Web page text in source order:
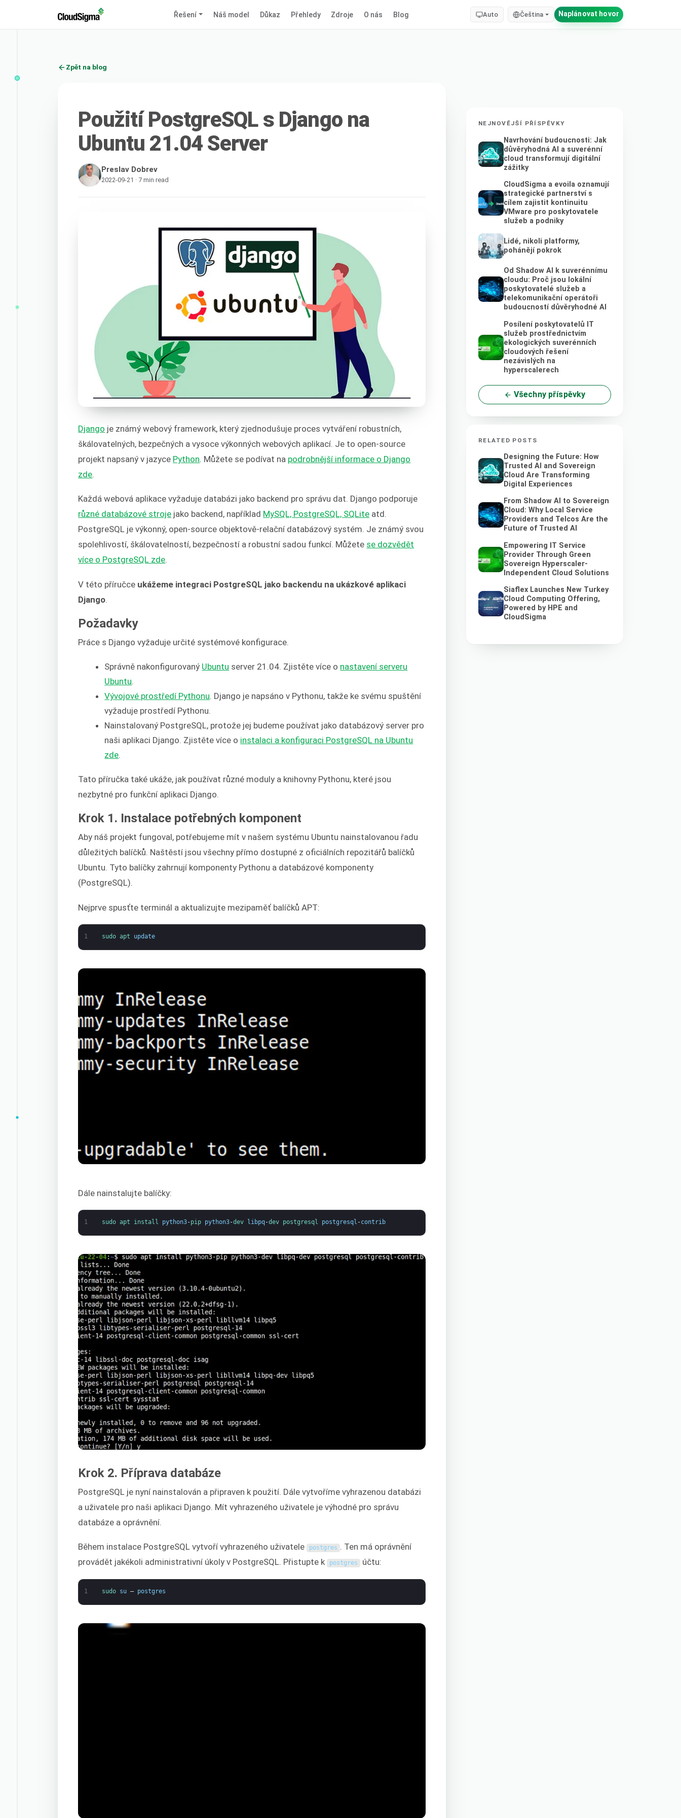
Řešení Náš model Důkaz Přehledy Zdroje O nás Blog Auto Čeština Naplánovat hovor
Zpět na blog
Použití PostgreSQL s Django na
Ubuntu 21.04 Server
Preslav Dobrev
2022-09-21 · 7 min read
Django je známý webový framework, který zjednodušuje proces vytváření robustních,
škálovatelných, bezpečných a vysoce výkonných webových aplikací. Je to open-source
projekt napsaný v jazyce Python. Můžete se podívat na podrobnější informace o Django
zde.
Každá webová aplikace vyžaduje databázi jako backend pro správu dat. Django podporuje
různé databázové stroje jako backend, například MySQL, PostgreSQL, SQLite atd.
PostgreSQL je výkonný, open-source objektově-relační databázový systém. Je známý svou
spolehlivostí, škálovatelností, bezpečností a robustní sadou funkcí. Můžete se dozvědět
více o PostgreSQL zde.
V této příručce ukážeme integraci PostgreSQL jako backendu na ukázkové aplikaci
Django
Požadavky
Práce s Django vyžaduje určité systémové konfigurace.
Správně nakonfigurovaný Ubuntu server 21.04. Zjistěte více o nastavení serveru
Ubuntu
Vývojové prostředí Pythonu . Django je napsáno v Pythonu, takže ke svému spuštění
vyžaduje prostředí Pythonu.
Nainstalovaný PostgreSQL, protože jej budeme používat jako databázový server pro
naši aplikaci Django. Zjistěte více o instalaci a konfiguraci PostgreSQL na Ubuntu
zde
Tato příručka také ukáže, jak používat různé moduly a knihovny Pythonu, které jsou
nezbytné pro funkční aplikaci Django.
Krok 1. Instalace potřebných komponent
Aby náš projekt fungoval, potřebujeme mít v našem systému Ubuntu nainstalovanou řadu
důležitých balíčků. Naštěstí jsou všechny přímo dostupné z oficiálních repozitářů balíčků
Ubuntu. Tyto balíčky zahrnují komponenty Pythonu a databázové komponenty
(PostgreSQL).
Nejprve spusťte terminál a aktualizujte mezipaměť balíčků APT:
1 sudo apt update
Dále nainstalujte balíčky:
1 sudo apt install python3-pip python3-dev libpq-dev postgresql postgresql -contrib
Krok 2. Příprava databáze
PostgreSQL je nyní nainstalován a připraven k použití. Dále vytvoříme vyhrazenou databázi
a uživatele pro naši aplikaci Django. Mít vyhrazeného uživatele je výhodné pro správu
databáze a oprávnění.
Během instalace PostgreSQL vytvoří vyhrazeného uživatele postgres . Ten má oprávnění
provádět jakékoli administrativní úkoly v PostgreSQL. Přistupte k postgres účtu:
1 sudo su – postgres
NEJNOVĚJŠÍ PŘÍSPĚVKY
Navrhování budoucnosti: Jak
důvěryhodná AI a suverénní
cloud transformují digitální
zážitky
CloudSigma a evoila oznamují
strategické partnerství s
cílem zajistit kontinuitu
VMware pro poskytovatele
služeb a podniky
Lidé, nikoli platformy,
pohánějí pokrok
Od Shadow AI k suverénnímu
cloudu: Proč jsou lokální
poskytovatelé služeb a
telekomunikační operátoři
budoucností důvěryhodné AI
Posílení poskytovatelů IT
služeb prostřednictvím
ekologických suverénních
cloudových řešení
nezávislých na
hyperscalerech
Všechny příspěvky
RELATED POSTS
Designing the Future: How
Trusted AI and Sovereign
Cloud Are Transforming
Digital Experiences
From Shadow AI to Sovereign
Cloud: Why Local Service
Providers and Telcos Are the
Future of Trusted AI
Empowering IT Service
Provider Through Green
Sovereign Hyperscaler-
Independent Cloud Solutions
Siaflex Launches New Turkey
Cloud Computing Offering,
Powered by HPE and
CloudSigma